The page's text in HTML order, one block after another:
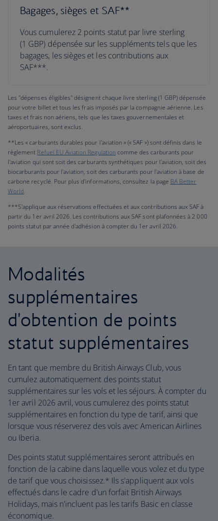
Bagages, sièges et SAF**
Vous cumulerez 2 points statut par livre sterling
(1 GBP) dépensée sur les suppléments tels que les
bagages, les sièges et les contributions aux
SAF***.
Les "dépenses éligibles" désignent chaque livre sterling (1 GBP) dépensée
pour votre billet et tous les frais imposés par la compagnie aérienne. Les
taxes et frais non aériens, tels que les taxes gouvernementales et
aéroportuaires, sont exclus.
**Les « carburants durables pour l'aviation » (« SAF ») sont définis dans le
règlement Refuel EU Aviation Regulation comme des carburants pour
l'aviation qui sont soit des carburants synthétiques pour l'aviation, soit des
biocarburants pour l'aviation, soit des carburants pour l'aviation à base de
carbone recyclé. Pour plus d'informations, consultez la page BA Better
World.
***S'applique aux réservations effectuées et aux contributions aux SAF à
partir du 1er avril 2026. Les contributions aux SAF sont plafonnées à 2 000
points statut par année d'adhésion à compter du 1er avril 2026.
Modalités
supplémentaires
d'obtention de points
statut supplémentaires
En tant que membre du British Airways Club, vous
cumulez automatiquement des points statut
supplémentaires sur les vols et les séjours. À compter du
1er avril 2026 avril, vous cumulerez des points statut
supplémentaires en fonction du type de tarif, ainsi que
lorsque vous réserverez des vols avec American Airlines
ou Iberia.
Des points statut supplémentaires seront attribués en
fonction de la cabine dans laquelle vous volez et du type
de tarif que vous choisissez.* Ils s'appliquent aux vols
effectués dans le cadre d'un forfait British Airways
Holidays, mais n'incluent pas les tarifs Basic en classe
économique.